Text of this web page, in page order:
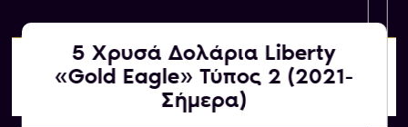
Αγοράζουμε εμείς
ΚΑΤΟΠΙΝ ΕΚΤΙΜΗΣΗΣ
5 Χρυσά Δολάρια Liberty
«Gold Eagle» Τύπος 2 (2021-
Σήμερα)